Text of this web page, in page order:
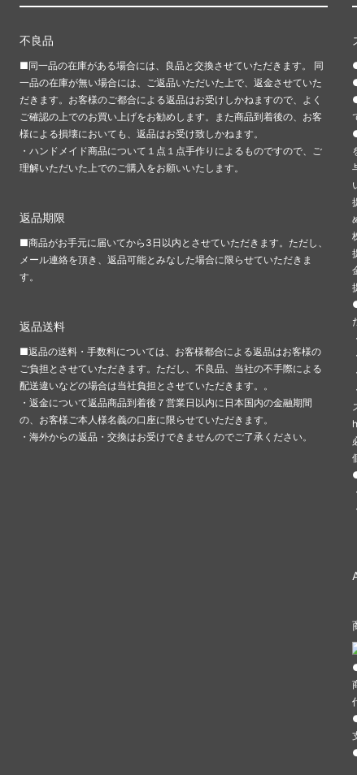
不良品
■同一品の在庫がある場合には、良品と交換させていただきます。 同
一品の在庫が無い場合には、ご返品いただいた上で、返金させていた
だきます。お客様のご都合による返品はお受けしかねますので、よく
ご確認の上でのお買い上げをお勧めします。また商品到着後の、お客
様による損壊においても、返品はお受け致しかねます。
・ハンドメイド商品について１点１点手作りによるものですので、ご
理解いただいた上でのご購入をお願いいたします。
返品期限
■商品がお手元に届いてから3日以内とさせていただきます。ただし、
メール連絡を頂き、返品可能とみなした場合に限らせていただきま
す。
返品送料
■返品の送料・手数料については、お客様都合による返品はお客様の
ご負担とさせていただきます。ただし、不良品、当社の不手際による
配送違いなどの場合は当社負担とさせていただきます。。
・返金について返品商品到着後７営業日以内に日本国内の金融期間
の、お客様ご本人様名義の口座に限らせていただきます。
・海外からの返品・交換はお受けできませんのでご了承ください。